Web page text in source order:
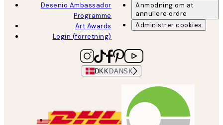
Desenio Ambassador
Programme
Art Awards
Login (forretning)
Anmodning om at
annullere ordre
Administrer cookies
DKK DANSK